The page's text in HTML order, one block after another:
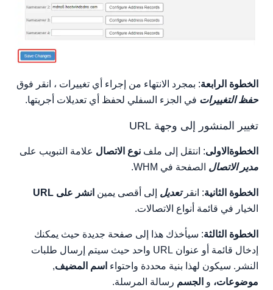
الخطوة الرابعة: بمجرد الانتهاء من إجراء أي تغييرات ، انقر فوق
حفظ التغييرات في الجزء السفلي لحفظ أي تعديلات أجريتها.
تغيير المنشور إلى وجهة URL
الخطوةالاولى: انتقل إلى ملف نوع الاتصال علامة التبويب على
مدير الاتصال الصفحة في WHM.
الخطوة الثانية: انقرتعديل إلى أقصى يمين انشر على URL
الخيار في قائمة أنواع الاتصالات.
الخطوة الثالثة: سيأخذك هذا إلى صفحة جديدة حيث يمكنك
إدخال قائمة أو عنوان URL واحد حيث سيتم إرسال طلبات
النشر. سيكون لهذا بنية محددة واحتواء اسم المضيف,
موضوعات، و الجسم رسالة المرسلة.